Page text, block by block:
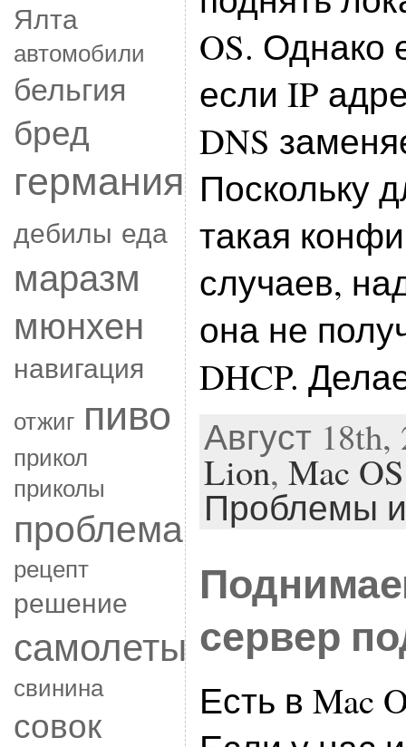
Ялта
автомобили
бельгия
бред
германия
дебилы еда
маразм
мюнхен
навигация
отжиг пиво
прикол
приколы
проблема
рецепт
решение
самолеты
свинина
совок
OS. Однако
если IP
DNS
Поскольку
такая
случаев,
она не
DHCP.
Август 18th,
Lion, Mac OS
Проблемы
сервер
Есть в Mac